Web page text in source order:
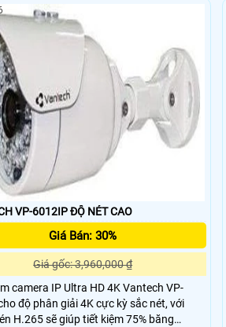
VANTECH VP-6012IP ĐỘ NÉT CAO
Giá Bán: 30%
Giá gốc: 3,960,000 ₫
camera IP Ultra HD 4K Vantech VP-
độ phân giải 4K cực kỳ sắc nét, với
H.265 sẽ giúp tiết kiệm 75% băng